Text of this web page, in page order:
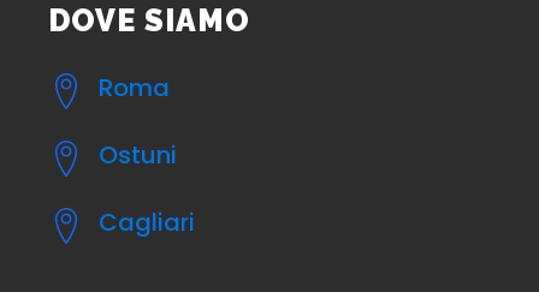
DOVE SIAMO
Roma
Ostuni
Cagliari